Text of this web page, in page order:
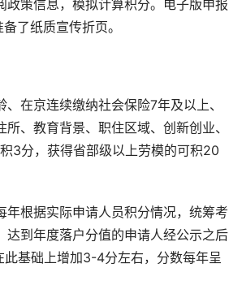
策信息，模拟计算积分。电子版申报
了纸质宣传折页。
在京连续缴纳社会保险7年及以上、
、教育背景、职住区域、创新创业、
3分，获得省部级以上劳模的可积20
年根据实际申请人员积分情况，统筹考
到年度落户分值的申请人经公示之后
基础上增加3-4分左右，分数每年呈